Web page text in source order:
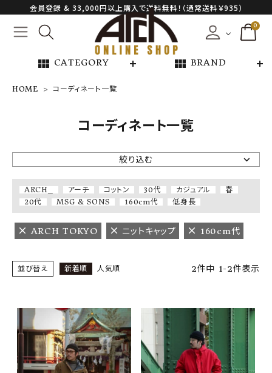
会員登録 & 33,000円以上購入で送料無料！（通常送料￥935）
0
view_module CATEGORY view_module BRAND
NEW ARRIVAL
ARCH EXCLUSIVE
BRAND
CATEGORY
SHOP
INFORMATION
ご利用ガイド
プライバシーポリシー
HOME コーディネート一覧
コーディネート一覧
絞り込む
ARCH_ アーチ コットン 30代 カジュアル
春
20代
MSG & SONS 160cm代 低身長
ARCH TOKYO ニットキャップ 160cm代
並び替え 新着順 人気順 2件中 1-2件表示